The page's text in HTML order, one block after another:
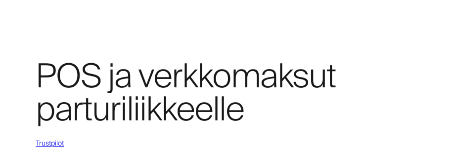
POS ja verkkomaksut
parturiliikkeelle
Trustpilot